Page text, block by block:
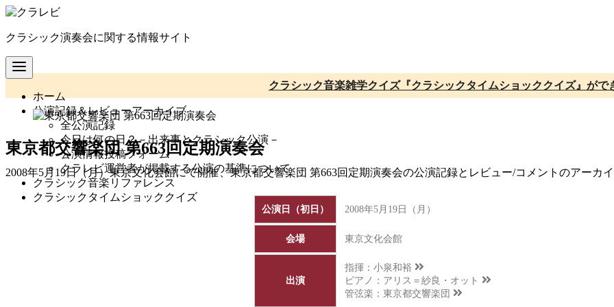
コ
テ
ン
ツ
移
クラシック演奏会に関する情報サイト
ホーム
公演記録＆レビューアーカイブ
全公演記録
今日は何の日？－出来事とクラシック公演－
公演情報投稿フォーム
クラレビ運営者が掲載する公演の基準について
クラシック音楽リファレンス
クラシックタイムショッククイズ
クラシック音楽雑学クイズ『クラシックタイムショッククイズ』がで
東京都交響楽団 第663回定期演奏会
2008年5月19日（月）東京文化会館にて開催、東京都交響楽団 第663回定期演奏会の公演記録とレビュー/コメントのアーカイ
公演日（初日） 2008年5月19日（月）
会場 東京文化会館
出演
指揮： 小泉和裕
ピアノ： アリス＝紗良・オット
管弦楽： 東京都交響楽団